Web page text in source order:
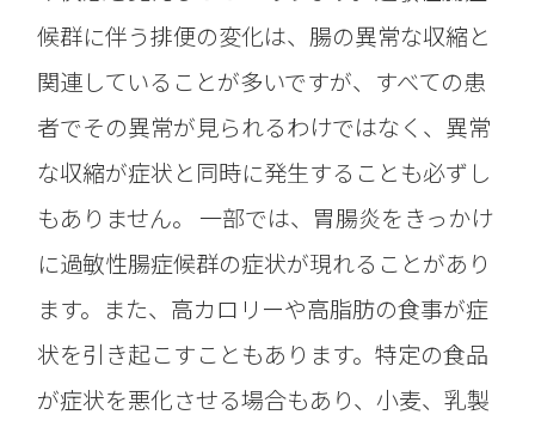
候群に伴う排便の変化は、腸の異常な収縮と
関連していることが多いですが、すべての患
者でその異常が見られるわけではなく、異常
な収縮が症状と同時に発生することも必ずし
もありません。 一部では、胃腸炎をきっかけ
に過敏性腸症候群の症状が現れることがあり
ます。また、高カロリーや高脂肪の食事が症
状を引き起こすこともあります。特定の食品
が症状を悪化させる場合もあり、小麦、乳製